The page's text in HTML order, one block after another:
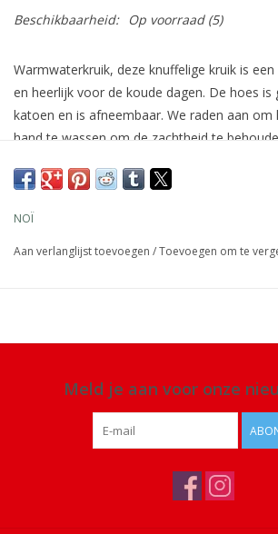
Beschikbaarheid: Op voorraad(5)
Warmwaterkruik, deze knuffelige kruik is
en heerlijk voor de koude dagen. De hoes is
katoen en is afneembaar. We raden aan
hand te wassen om de zachtheid te
Afmeting: 40 x 23 cm
NOÏ
Aan verlanglijst toevoegen /Toevoegen om te
Meld je aan voor onze